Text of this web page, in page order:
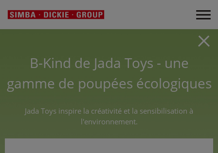
B-Kind de Jada Toys - une
gamme de poupées écologiques
Jada Toys inspire la créativité et la sensibilisation à
l'environnement.